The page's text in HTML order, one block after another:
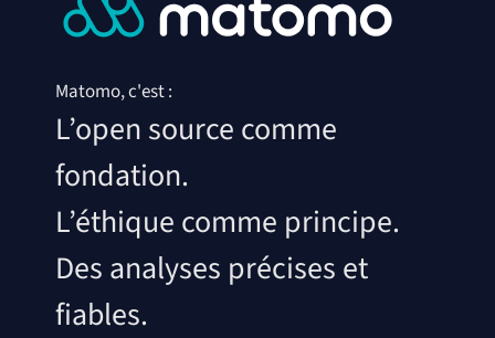
Matomo, c'est :
L’open source comme
fondation.
L’éthique comme principe.
Des analyses précises et
fiables.